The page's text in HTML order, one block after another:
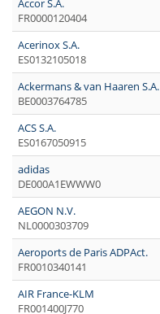
Accor S.A.
FR0000120404
Acerinox S.A.
ES0132105018
Ackermans & van Haaren S.A.
BE0003764785
ACS S.A.
ES0167050915
adidas
DE000A1EWWW0
AEGON N.V.
NL0000303709
Aeroports de Paris ADPAct.
FR0010340141
AIR France-KLM
FR001400J770